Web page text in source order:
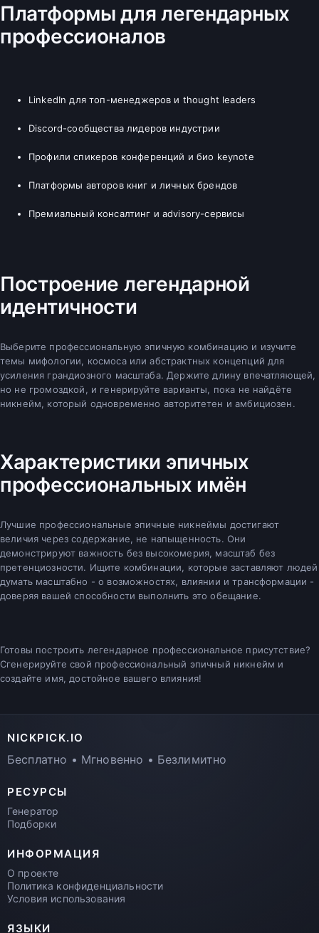
Платформы для легендарных
профессионалов
LinkedIn для топ-менеджеров и thought leaders
Discord-сообщества лидеров индустрии
Профили спикеров конференций и био keynote
Платформы авторов книг и личных брендов
Премиальный консалтинг и advisory-сервисы
Построение легендарной
идентичности
Выберите профессиональную эпичную комбинацию и изучите
темы мифологии, космоса или абстрактных концепций для
усиления грандиозного масштаба. Держите длину впечатляющей,
но не громоздкой, и генерируйте варианты, пока не найдёте
никнейм, который одновременно авторитетен и амбициозен.
Характеристики эпичных
профессиональных имён
Лучшие профессиональные эпичные никнеймы достигают
величия через содержание, не напыщенность. Они
демонстрируют важность без высокомерия, масштаб без
претенциозности. Ищите комбинации, которые заставляют людей
думать масштабно - о возможностях, влиянии и трансформации -
доверяя вашей способности выполнить это обещание.
Готовы построить легендарное профессиональное присутствие?
Сгенерируйте свой профессиональный эпичный никнейм и
создайте имя, достойное вашего влияния!
NICKPICK.IO
Бесплатно • Мгновенно • Безлимитно
РЕСУРСЫ
Генератор
Подборки
ИНФОРМАЦИЯ
О проекте
Политика конфиденциальности
Условия использования
ЯЗЫКИ